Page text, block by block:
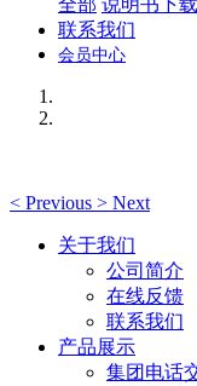
全部 说明书下载
联系我们
会员中心
< Previous > Next
关于我们
公司简介
在线反馈
联系我们
产品展示
集团电话